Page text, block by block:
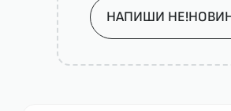
НАПИШИ